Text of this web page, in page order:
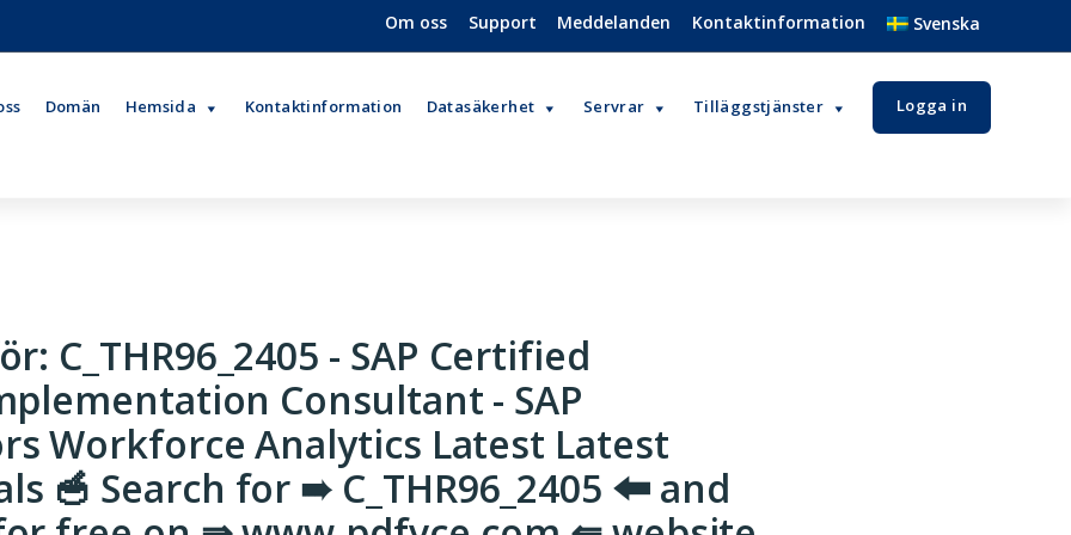
Om oss Support Meddelanden Kontaktinformation Svenska
Domän Hemsida Kontaktinformation Datasäkerhet Servrar Tilläggstjänster Logga in
C_THR96_2405 - SAP Certified
Consultant - SAP
Workforce Analytics Latest Latest
🥣 Search for ➠ C_THR96_2405 🠰 and